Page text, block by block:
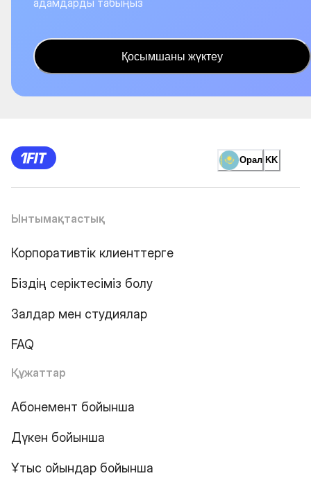
адамдарды табыңыз
Қосымшаны жүктеу
Орал KK
Ынтымақтастық
Корпоративтік клиенттерге
Біздің серіктесіміз болу
Залдар мен студиялар
FAQ
Құжаттар
Абонемент бойынша
Дүкен бойынша
Ұтыс ойындар бойынша